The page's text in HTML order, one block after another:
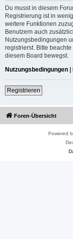
Du musst in diesem
Registrierung ist in
weitere Funktionen
Benutzern auch
Nutzungsbedingungen
registrierst. Bitte
diesem Board bewegst.
Nutzungsbedingungen |
Registrieren
Foren-Übersicht
Powered